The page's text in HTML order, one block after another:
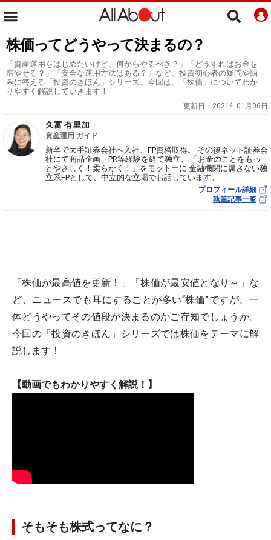
株価ってどうやって決まるの？
「資産運用をはじめたいけど、何からやるべき？」「どうすればお金を
増やせる？」「安全な運用方法はある？」など、投資初心者の疑問や悩
みに答える「投資のきほん」シリーズ。今回は、「株価」についてわか
りやすく解説していきます！
更新日： 2021年01月06日
久富 有里加
資産運用 ガイド
新卒で大手証券会社へ入社、FP資格取得。 その後ネット証券会
社にて商品企画、PR等経験を経て独立。 「お金のことをもっ
とやさしく！柔らかく！」をモットーに 金融機関に属さない独
立系FPとして、中立的な立場でお話しています。
プロフィール詳細
執筆記事一覧
「株価が最高値を更新！」「株価が最安値となり～」な
ど、ニュースでも耳にすることが多い“株価”ですが、一
体どうやってその値段が決まるのかご存知でしょうか。
今回の「投資のきほん」シリーズでは株価をテーマに解
説します！
【動画でもわかりやすく解説！】
そもそも株式ってなに？